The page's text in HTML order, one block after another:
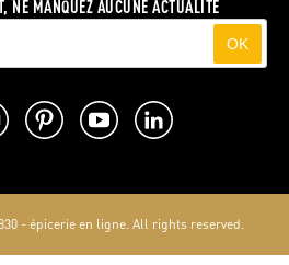
NE MANQUEZ AUCUNE ACTUALITÉ
OK
- épicerie en ligne. All rights reserved.